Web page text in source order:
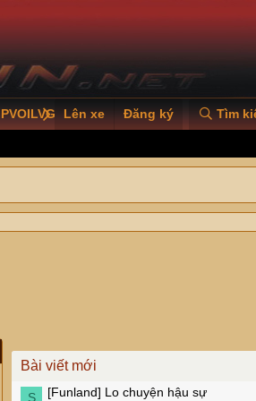
PVOILVGC2026
Lên xe Đăng ký Tìm
Bài viết mới
S [Funland] Lo chuyện hậu sự